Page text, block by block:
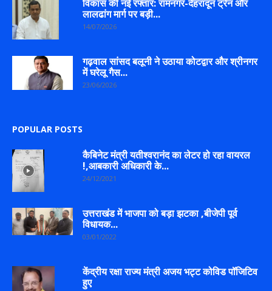
विकास की नई रफ्तार: रामनगर-देहरादून ट्रेन और
लालढांग मार्ग पर बड़ी...
14/07/2026
गढ़वाल सांसद बलूनी ने उठाया कोटद्वार और श्रीनगर
में घरेलू गैस...
23/06/2026
POPULAR POSTS
कैबिनेट मंत्री यतीश्वरानंद का लेटर हो रहा वायरल
!,आबकारी अधिकारी के...
24/12/2021
उत्तराखंड में भाजपा को बड़ा झटका ,बीजेपी पूर्व
विधायक...
03/01/2022
केंद्रीय रक्षा राज्य मंत्री अजय भट्ट कोविड पॉजिटिव
हुए